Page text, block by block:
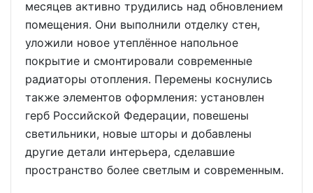
месяцев активно трудились над обновлением
помещения. Они выполнили отделку стен,
уложили новое утеплённое напольное
покрытие и смонтировали современные
радиаторы отопления. Перемены коснулись
также элементов оформления: установлен
герб Российской Федерации, повешены
светильники, новые шторы и добавлены
другие детали интерьера, сделавшие
пространство более светлым и современным.